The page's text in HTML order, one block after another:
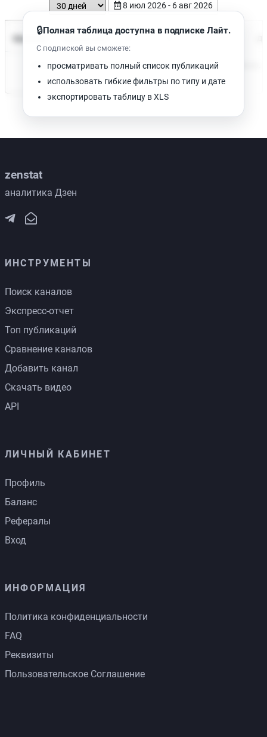
8 июл 2026 - 6 авг 2026
Время чтения
Нет доступных публикаций. Попробуйте изменить фильтр.
🔒Полная таблица доступна в подписке Лайт.
С подпиской вы сможете:
просматривать полный список публикаций
использовать гибкие фильтры по типу и дате
экспортировать таблицу в XLS
zenstat
аналитика Дзен
ИНСТРУМЕНТЫ
Поиск каналов
Экспресс-отчет
Топ публикаций
Сравнение каналов
Добавить канал
Скачать видео
API
ЛИЧНЫЙ КАБИНЕТ
Профиль
Баланс
Рефералы
Вход
ИНФОРМАЦИЯ
Политика конфиденциальности
FAQ
Реквизиты
Пользовательское Соглашение